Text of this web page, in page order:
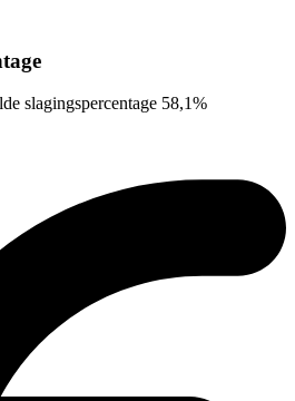
slagingspercentage 58,1%